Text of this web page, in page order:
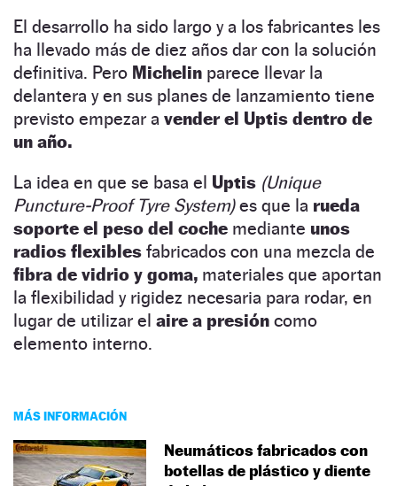
El desarrollo ha sido largo y a los fabricantes les
ha llevado más de diez años dar con la solución
definitiva. Pero Michelin parece llevar la
delantera y en sus planes de lanzamiento tiene
previsto empezar a vender el Uptis dentro de
un año.
La idea en que se basa el Uptis (Unique
Puncture-Proof Tyre System)es que la rueda
soporte el peso del coche mediante unos
radios flexibles fabricados con una mezcla de
fibra de vidrio y goma, materiales que aportan
la flexibilidad y rigidez necesaria para rodar, en
lugar de utilizar el aire a presión como
elemento interno.
MÁS INFORMACIÓN
Neumáticos fabricados con
botellas de plástico y diente